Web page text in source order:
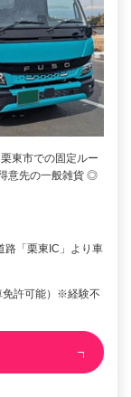
東市での固定ルー
意先の一般雑貨 ◎
路「栗東IC」より車
免許可能）※経験不